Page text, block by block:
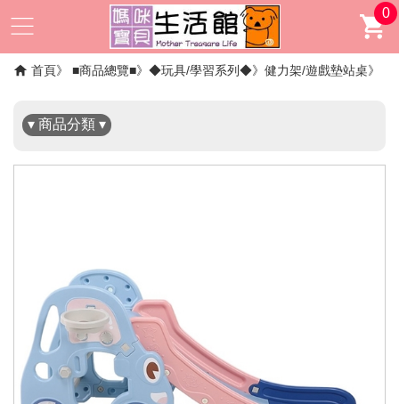
0
首頁 ■商品總覽■ ◆玩具/學習系列◆ 健力架/遊戲墊站桌
▾ 商品分類 ▾
✖